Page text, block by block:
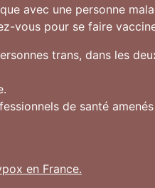
avec une personne
vous pour se faire
trans, dans les
de santé
en France.